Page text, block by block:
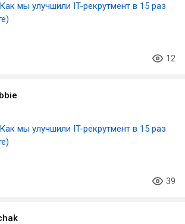
Как мы улучшили IT-рекрутмент в 15 раз
12
Как мы улучшили IT-рекрутмент в 15 раз
39